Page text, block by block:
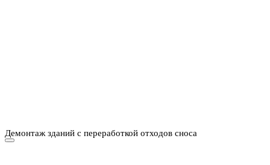
Демонтаж зданий с переработкой отходов сноса